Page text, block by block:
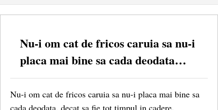
Nu-i om cat de fricos caruia sa nu-i
placa mai bine sa cada deodata…
Nu-i om cat de fricos caruia sa nu-i placa mai bine sa
cada deodata, decat sa fie tot timpul in cadere.